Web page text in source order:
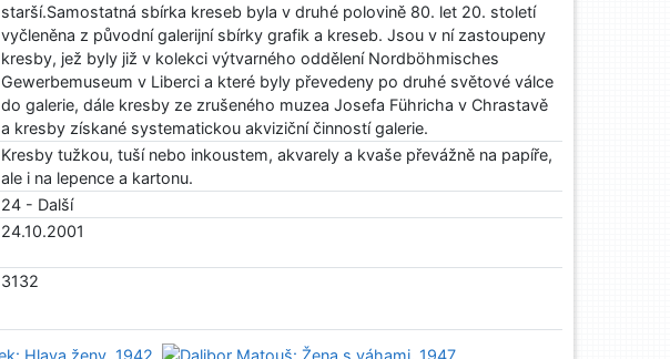
starší.Samostatná sbírka kreseb byla v druhé polovině 80. let 20. století
vyčleněna z původní galerijní sbírky grafik a kreseb. Jsou v ní zastoupeny
kresby, jež byly již v kolekci výtvarného oddělení Nordböhmisches
Gewerbemuseum v Liberci a které byly převedeny po druhé světové válce
do galerie, dále kresby ze zrušeného muzea Josefa Führicha v Chrastavě
a kresby získané systematickou akviziční činností galerie.
Kresby tužkou, tuší nebo inkoustem, akvarely a kvaše převážně na papíře,
ale i na lepence a kartonu.
24 - Další
24.10.2001
3132